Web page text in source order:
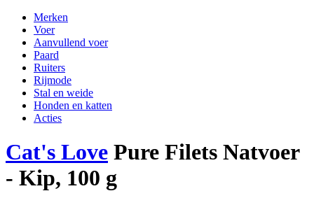
Merken
Voer
Aanvullend voer
Paard
Ruiters
Rijmode
Stal en weide
Honden en katten
Acties
Cat's Love Pure Filets Natvoer
- Kip, 100 g